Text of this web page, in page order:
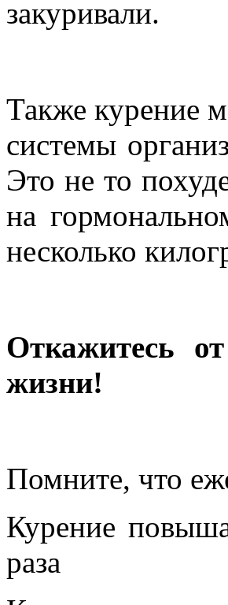
закуривали.
Также курение
системы
Это не то
на
несколько
Откажитесь
жизни!
Помните, что
Курение
раза